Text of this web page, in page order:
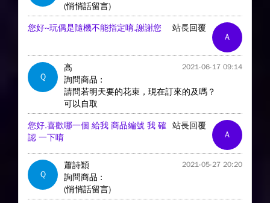
(悄悄話留言)
A
站長回覆
您好~玩偶是隨機不能指定唷.謝謝您
Q
高 2021-06-17 09:14
詢問商品 :
請問若明天要的花束，現在訂來的及嗎？
可以自取
A
站長回覆
您好.喜歡哪一個 給我 商品編號 我 確
認 一下唷
Q
蕭詩穎 2021-05-27 20:20
詢問商品 :
(悄悄話留言)